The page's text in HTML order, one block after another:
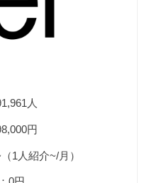
人
円
1人紹介~/月）